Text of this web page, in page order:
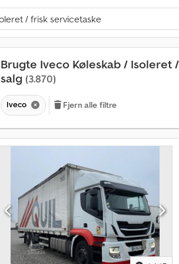
Brugte Iveco Køleskab / Isoleret
salg (3.870)
Iveco Fjern alle filtre